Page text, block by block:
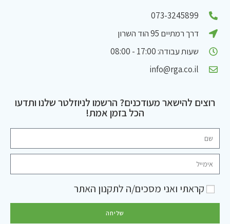
073-3245899
דרך רמתיים 95 הוד השרון
שעות עבודה: 17:00 - 08:00
info@rga.co.il
רוצים להישאר מעודכנים? הרשמו לניוזלטר שלנו ותדעו
הכל בזמן אמת!
קראתי ואני מסכים/ה לתקנון האתר
שליחה